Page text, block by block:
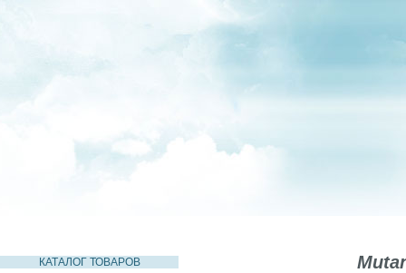
КАТАЛОГ ТОВАРОВ